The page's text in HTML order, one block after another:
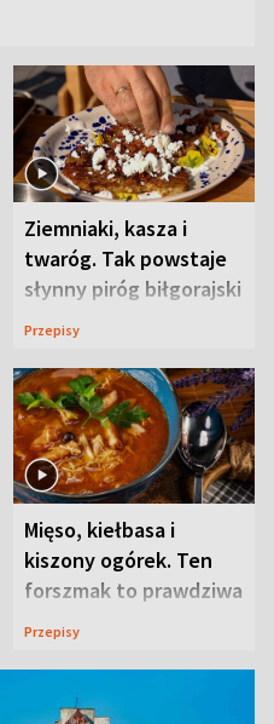
Ziemniaki, kasza i
twaróg. Tak powstaje
słynny piróg biłgorajski
Przepisy
Mięso, kiełbasa i
kiszony ogórek. Ten
forszmak to prawdziwa
uczta
Przepisy